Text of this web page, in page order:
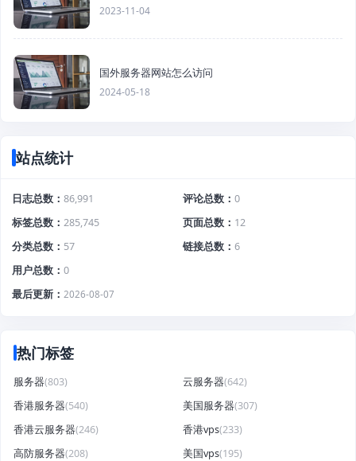
2023-11-04
国外服务器网站怎么访问
2024-05-18
站点统计
日志总数 86,991 评论总数
0
标签总数
285,745 页面总数
12
分类总数
57 链接总数
6
用户总数
0
最后更新
2026-08-07
热门标签
服务器(803) 云服务器(642)
香港服务器(540) 美国服务器(307)
香港云服务器(246) 香港vps(233)
高防服务器(208) 美国vps(195)